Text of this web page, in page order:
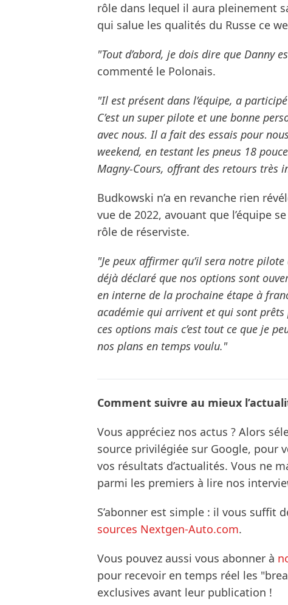
rôle dans lequel il aura pleinement
qui salue les qualités du Russe ce
"Tout d’abord, je dois dire que Danny
commenté le Polonais.
"Il est présent dans l’équipe, a
C’est un super pilote et une bonne
avec nous. Il a fait des essais pour
weekend, en testant les pneus 18
Magny-Cours, offrant des retours très
Budkowski n’a en revanche rien
vue de 2022, avouant que l’équipe
rôle de réserviste.
"Je peux affirmer qu’il sera notre pilote
déjà déclaré que nos options sont
en interne de la prochaine étape à
académie qui arrivent et qui sont
ces options mais c’est tout ce que je
nos plans en temps voulu."
Comment suivre au mieux
Vous appréciez nos actus ? Alors
source privilégiée sur Google, pour
vos résultats d’actualités. Vous ne
parmi les premiers à lire nos
S’abonner est simple : il vous suffit
sources Nextgen-Auto.com.
Vous pouvez aussi vous abonner à
pour recevoir en temps réel les
exclusives avant leur publication !